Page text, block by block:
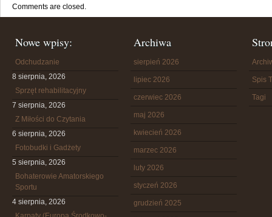
Comments are closed.
Nowe wpisy:
Odchudzanie
8 sierpnia, 2026
Sprzęt rehabilitacyjny
7 sierpnia, 2026
Z Miłości do Czytania
6 sierpnia, 2026
Fotobudki i Gadżety
5 sierpnia, 2026
Bohaterowie Amatorskiego
Sportu
4 sierpnia, 2026
Archiwa
sierpień 2026
lipiec 2026
czerwiec 2026
maj 2026
kwiecień 2026
marzec 2026
luty 2026
styczeń 2026
grudzień 2025
Spis
Tagi